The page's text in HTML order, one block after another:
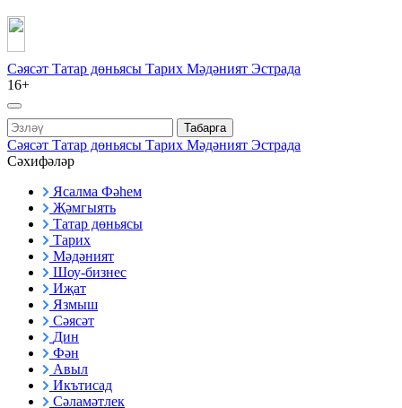
Сәясәт Татар дөньясы Тарих Мәдәният Эстрада
16+
Табарга
Сәясәт Татар дөньясы Тарих Мәдәният Эстрада
Сәхифәләр
Ясалма Фәһем
Җәмгыять
Татар дөньясы
Тарих
Мәдәният
Шоу-бизнес
Иҗат
Язмыш
Сәясәт
Дин
Фән
Авыл
Икътисад
Сәламәтлек